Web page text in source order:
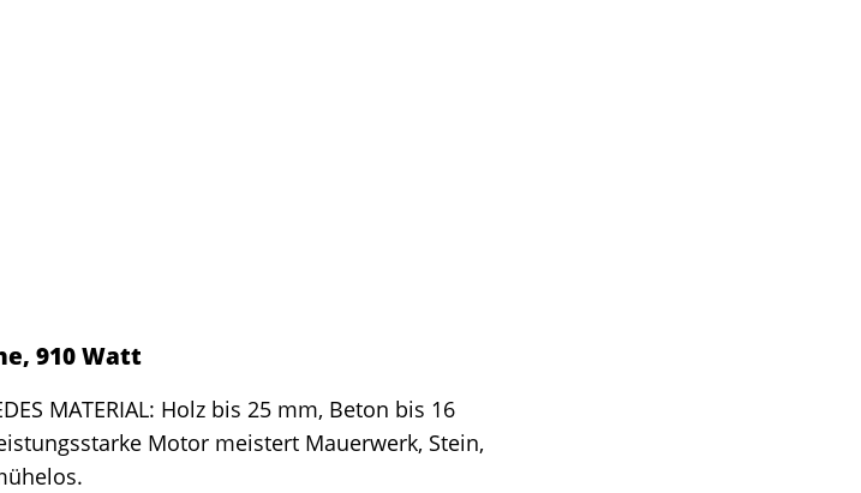
910 Watt
MATERIAL: Holz bis 25 mm, Beton bis 16
Motor meistert Mauerwerk, Stein,